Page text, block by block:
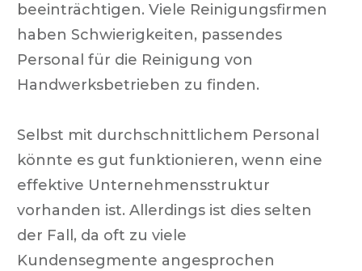
beeinträchtigen. Viele Reinigungsfirmen
haben Schwierigkeiten, passendes
Personal für die Reinigung von
Handwerksbetrieben zu finden.
Selbst mit durchschnittlichem Personal
könnte es gut funktionieren, wenn eine
effektive Unternehmensstruktur
vorhanden ist. Allerdings ist dies selten
der Fall, da oft zu viele
Kundensegmente angesprochen